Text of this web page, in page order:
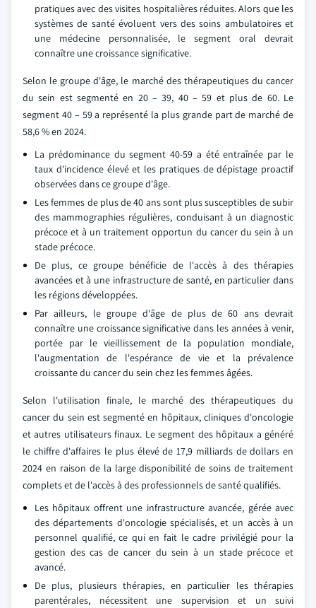
pratiques avec des visites hospitalières réduites. Alors que les
systèmes de santé évoluent vers des soins ambulatoires et
une médecine personnalisée, le segment oral devrait
connaître une croissance significative.
Selon le groupe d'âge, le marché des thérapeutiques du cancer
du sein est segmenté en 20 – 39, 40 – 59 et plus de 60. Le
segment 40 – 59 a représenté la plus grande part de marché de
58,6 % en 2024.
La prédominance du segment 40-59 a été entraînée par le
taux d'incidence élevé et les pratiques de dépistage proactif
observées dans ce groupe d'âge.
Les femmes de plus de 40 ans sont plus susceptibles de subir
des mammographies régulières, conduisant à un diagnostic
précoce et à un traitement opportun du cancer du sein à un
stade précoce.
De plus, ce groupe bénéficie de l'accès à des thérapies
avancées et à une infrastructure de santé, en particulier dans
les régions développées.
Par ailleurs, le groupe d'âge de plus de 60 ans devrait
connaître une croissance significative dans les années à venir,
portée par le vieillissement de la population mondiale,
l'augmentation de l'espérance de vie et la prévalence
croissante du cancer du sein chez les femmes âgées.
Selon l'utilisation finale, le marché des thérapeutiques du
cancer du sein est segmenté en hôpitaux, cliniques d'oncologie
et autres utilisateurs finaux. Le segment des hôpitaux a généré
le chiffre d'affaires le plus élevé de 17,9 milliards de dollars en
2024 en raison de la large disponibilité de soins de traitement
complets et de l'accès à des professionnels de santé qualifiés.
Les hôpitaux offrent une infrastructure avancée, gérée avec
des départements d'oncologie spécialisés, et un accès à un
personnel qualifié, ce qui en fait le cadre privilégié pour la
gestion des cas de cancer du sein à un stade précoce et
avancé.
De plus, plusieurs thérapies, en particulier les thérapies
parentérales, nécessitent une supervision et un suivi